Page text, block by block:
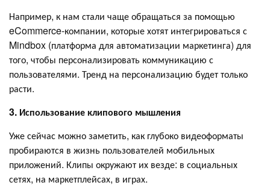
Например, к нам стали чаще обращаться за помощью
eCommerce-компании, которые хотят интегрироваться с
Mindbox (платформа для автоматизации маркетинга) для
того, чтобы персонализировать коммуникацию с
пользователями. Тренд на персонализацию будет только
расти.
3. Использование клипового мышления
Уже сейчас можно заметить, как глубоко видеоформаты
пробираются в жизнь пользователей мобильных
приложений. Клипы окружают их везде: в социальных
сетях, на маркетплейсах, в играх.